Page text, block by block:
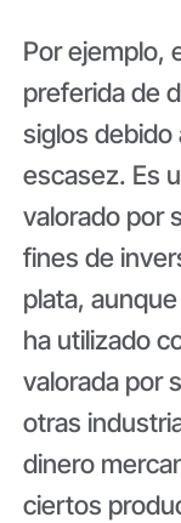
Por ejemplo,
preferida de
siglos debido
escasez. Es
valorado por
fines de
plata,
ha utilizado
valorada por
otras
dinero
ciertos